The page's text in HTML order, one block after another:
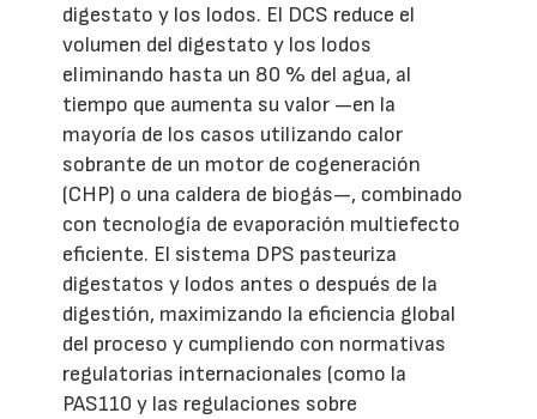
digestato y los lodos. El DCS reduce el
volumen del digestato y los lodos
eliminando hasta un 80 % del agua, al
tiempo que aumenta su valor —en la
mayoría de los casos utilizando calor
sobrante de un motor de cogeneración
(CHP) o una caldera de biogás—, combinado
con tecnología de evaporación multiefecto
eficiente. El sistema DPS pasteuriza
digestatos y lodos antes o después de la
digestión, maximizando la eficiencia global
del proceso y cumpliendo con normativas
regulatorias internacionales (como la
PAS110 y las regulaciones sobre